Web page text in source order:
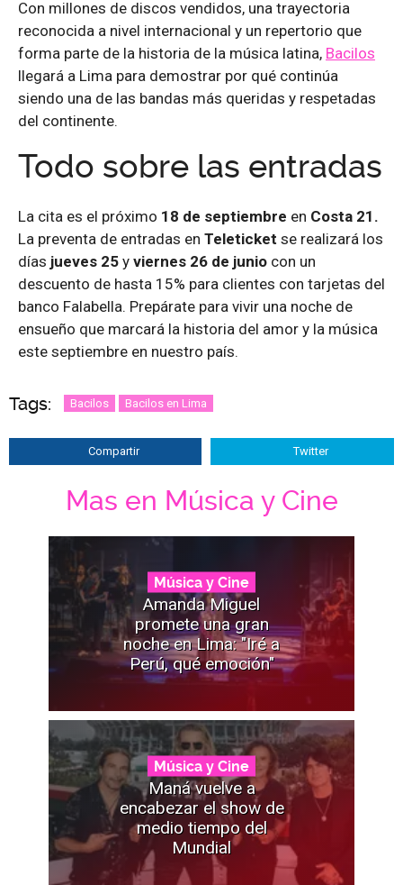
Con millones de discos vendidos, una trayectoria
reconocida a nivel internacional y un repertorio que
forma parte de la historia de la música latina, Bacilos
llegará a Lima para demostrar por qué continúa
siendo una de las bandas más queridas y respetadas
del continente.
Todo sobre las entradas
La cita es el próximo 18 de septiembre en Costa 21.
La preventa de entradas en Teleticket se realizará los
días jueves 25 y viernes 26 de junio con un
descuento de hasta 15% para clientes con tarjetas del
banco Falabella. Prepárate para vivir una noche de
ensueño que marcará la historia del amor y la música
este septiembre en nuestro país.
Tags: Bacilos Bacilos en Lima
Compartir Twitter
Mas en Música y Cine
Música y Cine
Amanda Miguel
promete una gran
noche en Lima: "Iré a
Perú, qué emoción"
Música y Cine
Maná vuelve a
encabezar el show de
medio tiempo del
Mundial